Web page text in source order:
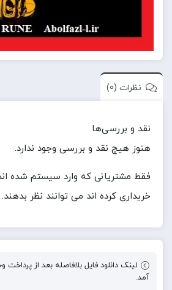
نظرات (0)
نقد و بررسی‌ها
هنوز هیچ نقد و بررسی وجود ندارد.
فقط مشتریانی که وارد سیستم شده
خریداری کرده اند می توانند نظر بدهند.
لینک دانلود فایل بلافاصله بعد از
آمد.